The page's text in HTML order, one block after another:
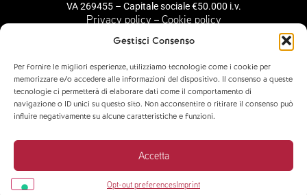
Gestisci Consenso
Per fornire le migliori esperienze, utilizziamo tecnologie come i cookie per
memorizzare e/o accedere alle informazioni del dispositivo. Il consenso a queste
tecnologie ci permetterà di elaborare dati come il comportamento di
navigazione o ID unici su questo sito. Non acconsentire o ritirare il consenso può
influire negativamente su alcune caratteristiche e funzioni.
Accetta
Opt-out preferencesImprint
VA 269455 – Capitale sociale €50.000 i.v.
Privacy policy – Cookie policy
Design by
NoAgency Marketing & Communication Srl
Informativa sulla raccolta
Le tue preferenze relative alla privacy